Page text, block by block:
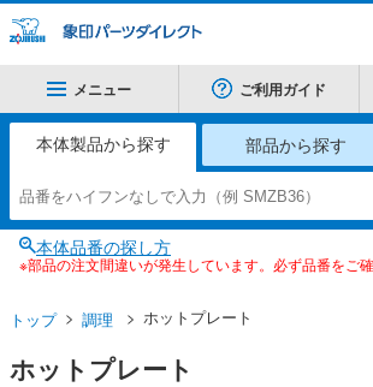
メニュー ご利用ガイド
本体製品から探す 部品から探す
本体品番の探し方
※部品の注文間違いが発生しています。必ず品番をご確
トップ 調理 ホットプレート
ホットプレート